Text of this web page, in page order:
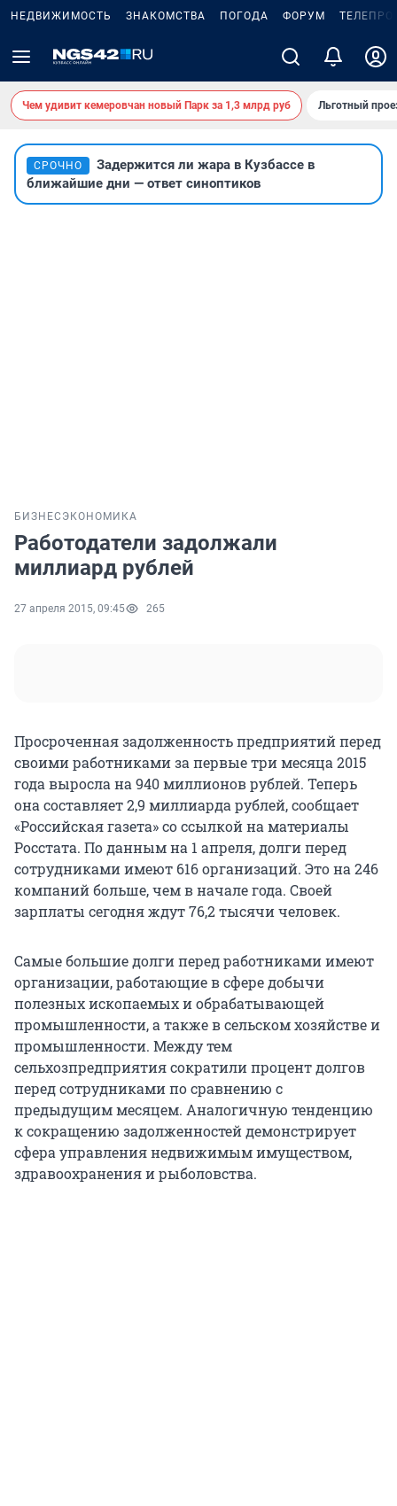
НЕДВИЖИМОСТЬ ЗНАКОМСТВА ПОГОДА ФОРУМ
Чем удивит кемеровчан новый Парк за 1,3 млрд руб Льготный
СРОЧНО
Задержится ли жара в Кузбассе в
ближайшие дни — ответ синоптиков
БИЗНЕС ЭКОНОМИКА
Работодатели задолжали
миллиард рублей
27 апреля 2015, 09:45 265
Просроченная задолженность предприятий перед
своими работниками за первые три месяца 2015
года выросла на 940 миллионов рублей. Теперь
она составляет 2,9 миллиардa рублей, сообщает
«Российская газета» со ссылкой на материалы
Росстата. По данным на 1 апреля, долги перед
сотрудниками имеют 616 организаций. Это на 246
компаний больше, чем в начале года. Своей
зарплаты сегодня ждут 76,2 тысячи человек.
Самые большие долги перед работниками имеют
организации, работающие в сфере добычи
полезных ископаемых и обрабатывающей
промышленности, а также в сельском хозяйстве и
промышленности. Между тем
сельхозпредприятия сократили процент долгов
перед сотрудниками по сравнению с
предыдущим месяцем. Аналогичную тенденцию
к сокращению задолженностей демонстрирует
сфера управления недвижимым имуществом,
здравоохранения и рыболовства.